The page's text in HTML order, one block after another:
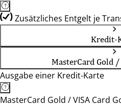
Zusätzliches Entgelt je
Kredit-
MasterCard Gold /
Ausgabe einer Kredit-Karte
MasterCard Gold / VISA Card